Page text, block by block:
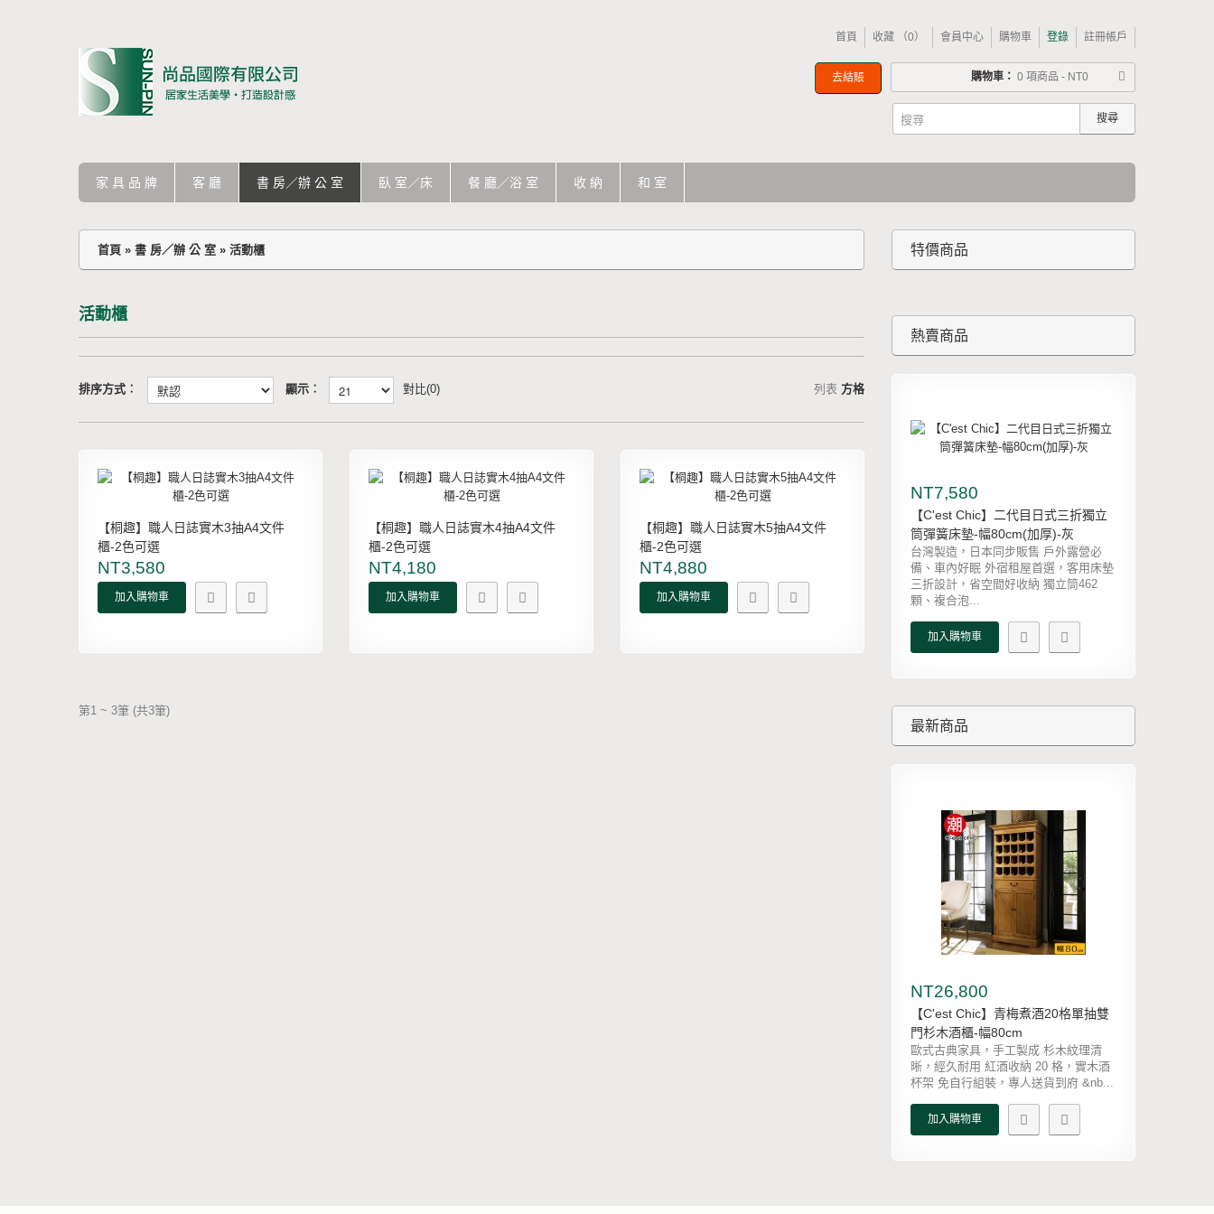
首頁 收藏 （0） 會員中心 購物車 登錄 註冊帳戶
購物車： 0 項商品 - NT0
去結賬
搜尋
家 具 品 牌 客 廳 書 房／辦 公 室 臥 室／床 餐 廳／浴 室 收 納 和 室
首頁 » 書 房／辦 公 室 » 活動櫃
活動櫃
排序方式︰ 顯示︰ 對比(0) 列表 方格
【桐趣】職人日誌實木3抽A4文件
櫃-2色可選
NT3,580
加入購物車
【桐趣】職人日誌實木4抽A4文件
櫃-2色可選
NT4,180
加入購物車
【桐趣】職人日誌實木5抽A4文件
櫃-2色可選
NT4,880
加入購物車
第1 ~ 3筆 (共3筆)
特價商品
熱賣商品
NT7,580
【C'est Chic】二代目日式三折獨立
筒彈簧床墊-幅80cm(加厚)-灰
台灣製造，日本同步販售 戶外露營必
備、車內好眠 外宿租屋首選，客用床墊
三折設計，省空間好收納 獨立筒462
顆、複合泡...
加入購物車
最新商品
NT26,800
【C'est Chic】青梅煮酒20格單抽雙
門杉木酒櫃-幅80cm
歐式古典家具，手工製成 杉木紋理清
晰，經久耐用 紅酒收納 20 格，實木酒
杯架 免自行組裝，專人送貨到府 &nb...
加入購物車